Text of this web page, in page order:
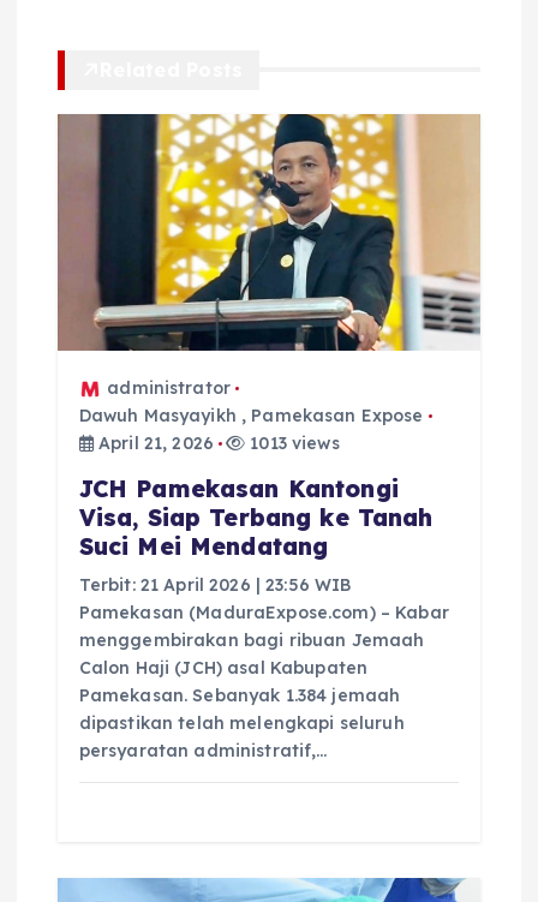
a
s
administrator
Dawuh Masyayikh , Pamekasan Expose
April 21, 2026
1013 views
JCH Pamekasan Kantongi
Visa, Siap Terbang ke Tanah
Suci Mei Mendatang
Terbit: 21 April 2026 | 23:56 WIB
Pamekasan (MaduraExpose.com) – Kabar
menggembirakan bagi ribuan Jemaah
Calon Haji (JCH) asal Kabupaten
Pamekasan. Sebanyak 1.384 jemaah
dipastikan telah melengkapi seluruh
persyaratan administratif,…